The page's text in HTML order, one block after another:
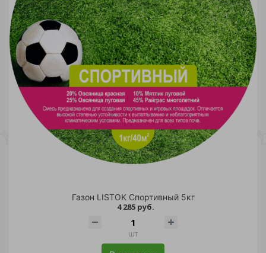
Газон LISTOK Спортивный 5кг
4 285 руб.
шт